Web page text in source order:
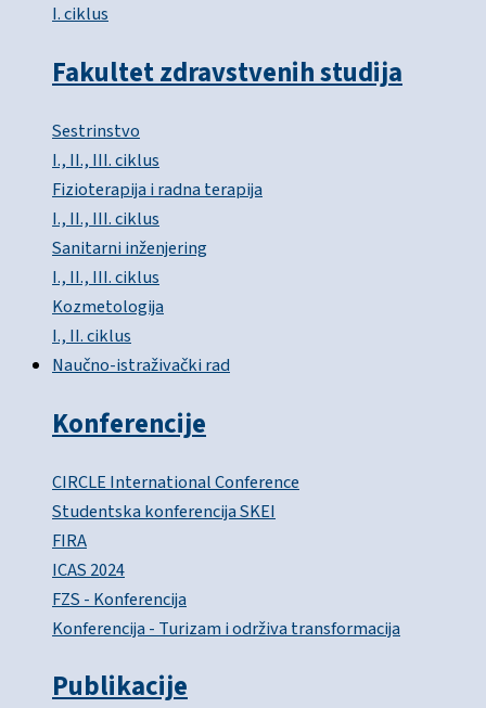
I. ciklus
Fakultet zdravstvenih studija
Sestrinstvo
I., II., III. ciklus
Fizioterapija i radna terapija
I., II., III. ciklus
Sanitarni inženjering
I., II., III. ciklus
Kozmetologija
I., II. ciklus
Naučno-istraživački rad
Konferencije
CIRCLE International Conference
Studentska konferencija SKEI
FIRA
ICAS 2024
FZS - Konferencija
Konferencija - Turizam i održiva transformacija
Publikacije